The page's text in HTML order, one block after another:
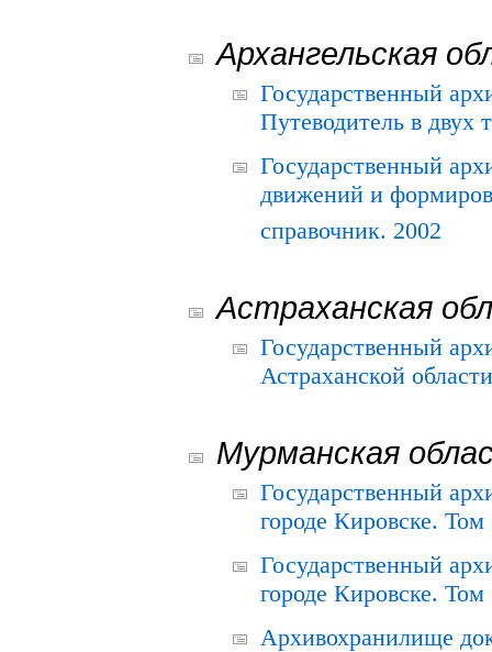
Архангельская
Государственный
Путеводитель в двух
Государственный
движений и
справочник. 2002
Астраханская
Государственный
Астраханской
Мурманская
Государственный
городе Кировске.
Государственный
городе Кировске.
Архивохранилище